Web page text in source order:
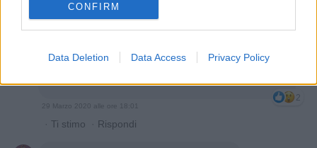
CONFIRM
Data Deletion Data Access Privacy Policy
29 Marzo 2020 alle ore 16:22
aiuto immantinente
2
29 Marzo 2020 alle ore 18:01
· Ti stimo · Rispondi